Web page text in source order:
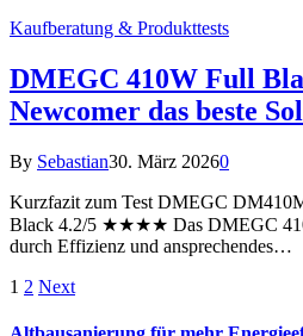
Kaufberatung & Produkttests
DMEGC 410W Full
Newcomer das beste
By Sebastian30. März 20260
Kurzfazit zum Test DMEGC
Black 4.2/5 ★★★★ Das DMEGC
durch Effizienz und ansprechendes…
1 2 Next